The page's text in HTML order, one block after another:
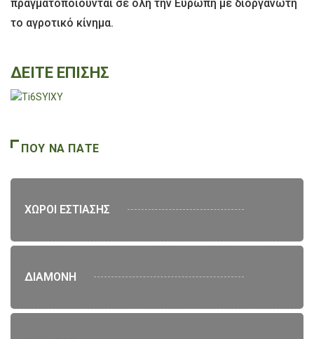
πραγματοποιούνται σε όλη την Ευρώπη με διοργανωτή
το αγροτικό κίνημα.
ΔΕΙΤΕ ΕΠΙΣΗΣ
ΠΟΥ ΝΑ ΠΑΤΕ
ΧΩΡΟΙ ΕΣΤΙΑΣΗΣ
ΔΙΑΜΟΝΗ